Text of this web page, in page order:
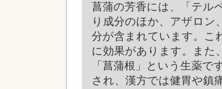
菖蒲の芳香には、「テル
り成分のほか、アザロン
分が含まれています。こ
に効果があります。また
「菖蒲根」という生薬
され、漢方では健胃や鎮